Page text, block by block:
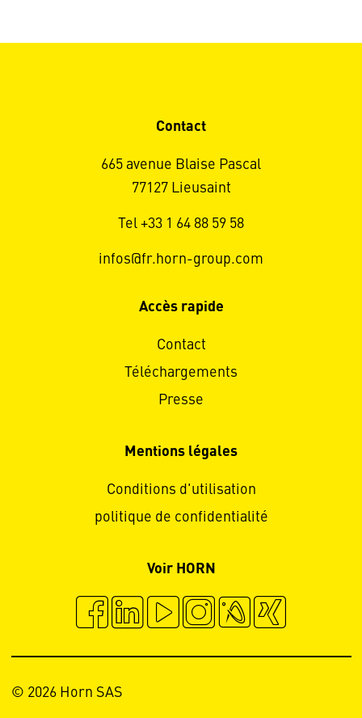
Contact
665 avenue Blaise Pascal
77127 Lieusaint
Tel +33 1 64 88 59 58
infos@fr.horn-group.com
Accès rapide
Contact
Téléchargements
Presse
Mentions légales
Conditions d'utilisation
politique de confidentialité
Voir HORN
© 2026 Horn SAS